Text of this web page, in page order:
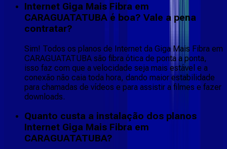
Internet Giga Mais Fibra em
CARAGUATATUBA é boa? Vale a pena
contratar?
Sim! Todos os planos de Internet da Giga Mais Fibra em
CARAGUATATUBA são fibra ótica de ponta a ponta,
isso faz com que a velocidade seja mais estável e a
conexão não caia toda hora, dando maior estabilidade
para chamadas de vídeos e para assistir a filmes e fazer
downloads.
Quanto custa a instalação dos planos
Internet Giga Mais Fibra em
CARAGUATATUBA?